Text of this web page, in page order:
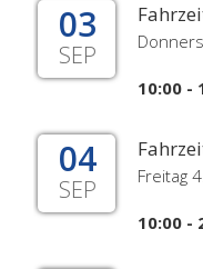
03
SEP
10:00 -
04
SEP Freitag
10:00 -